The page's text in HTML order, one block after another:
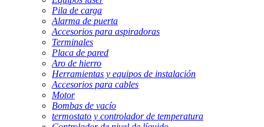
Pila de carga
Alarma de puerta
Accesorios para aspiradoras
Terminales
Placa de pared
Aro de hierro
Herramientas y equipos de instalación
Accesorios para cables
Motor
Bombas de vacío
termostato y controlador de temperatura